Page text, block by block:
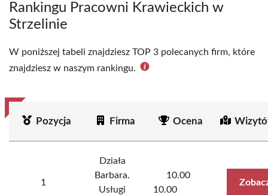
Rankingu Pracowni Krawieckich w
Strzelinie
W poniższej tabeli znajdziesz TOP 3 polecanych firm, które
znajdziesz w naszym rankingu.
Pozycja Firma Ocena
1
Działa
Barbara.
Usługi
10.00
10.00